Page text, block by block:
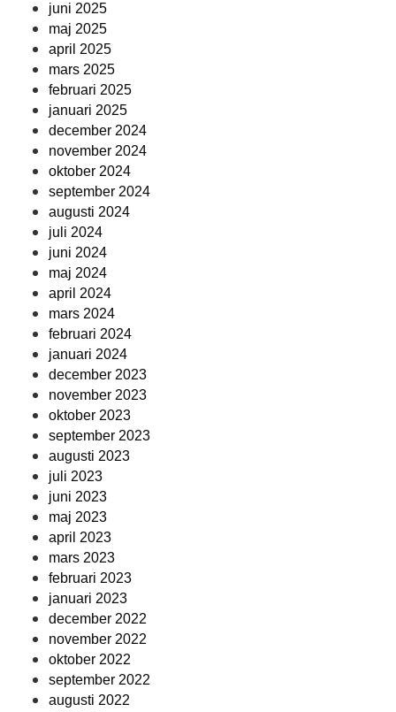
juni 2025
maj 2025
april 2025
mars 2025
februari 2025
januari 2025
december 2024
november 2024
oktober 2024
september 2024
augusti 2024
juli 2024
juni 2024
maj 2024
april 2024
mars 2024
februari 2024
januari 2024
december 2023
november 2023
oktober 2023
september 2023
augusti 2023
juli 2023
juni 2023
maj 2023
april 2023
mars 2023
februari 2023
januari 2023
december 2022
november 2022
oktober 2022
september 2022
augusti 2022